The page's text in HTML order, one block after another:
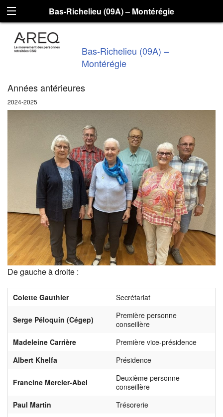
Bas-Richelieu (09A) – Montérégie
Bas-Richelieu (09A) –
Montérégie
Années antérieures
2024-2025
De gauche à droite :
Colette Gauthier Secrétariat
Serge Péloquin (Cégep)
Première personne
conseillère
Madeleine Carrière
Première vice-présidence
Albert Khelfa
Présidence
Francine Mercier-Abel
Deuxième personne
conseillère
Paul Martin
Trésorerie